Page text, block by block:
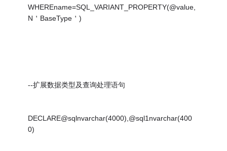
WHEREname=SQL_VARIANT_PROPERTY(@value,
N＇BaseType＇)
--扩展数据类型及查询处理语句
DECLARE@sqlnvarchar(4000),@sql1nvarchar(400
0)